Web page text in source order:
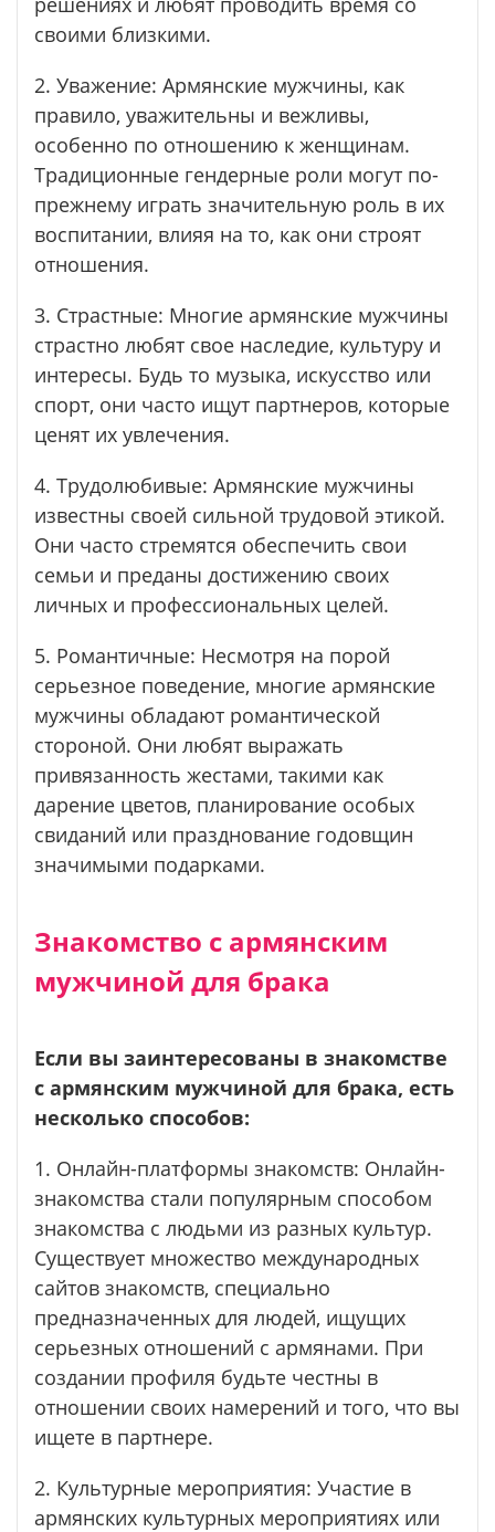
своими близкими.
2. Уважение: Армянские мужчины, как
правило, уважительны и вежливы,
особенно по отношению к женщинам.
Традиционные гендерные роли могут по-
прежнему играть значительную роль в их
воспитании, влияя на то, как они строят
отношения.
3. Страстные: Многие армянские мужчины
страстно любят свое наследие, культуру и
интересы. Будь то музыка, искусство или
спорт, они часто ищут партнеров, которые
ценят их увлечения.
4. Трудолюбивые: Армянские мужчины
известны своей сильной трудовой этикой.
Они часто стремятся обеспечить свои
семьи и преданы достижению своих
личных и профессиональных целей.
5. Романтичные: Несмотря на порой
серьезное поведение, многие армянские
мужчины обладают романтической
стороной. Они любят выражать
привязанность жестами, такими как
дарение цветов, планирование особых
свиданий или празднование годовщин
значимыми подарками.
Знакомство с армянским
мужчиной для брака
Если вы заинтересованы в знакомстве
с армянским мужчиной для брака, есть
несколько способов:
1. Онлайн-платформы знакомств: Онлайн-
знакомства стали популярным способом
знакомства с людьми из разных культур.
Существует множество международных
сайтов знакомств, специально
предназначенных для людей, ищущих
серьезных отношений с армянами. При
создании профиля будьте честны в
отношении своих намерений и того, что вы
ищете в партнере.
2. Культурные мероприятия: Участие в
армянских культурных мероприятиях или